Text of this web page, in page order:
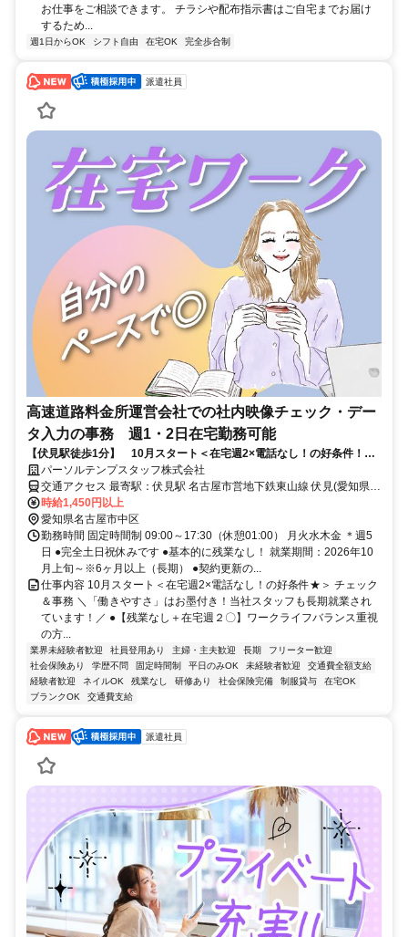
お仕事をご相談できます。 チラシや配布指示書はご自宅までお届け
するため...
週1日からOK シフト自由 在宅OK 完全歩合制
派遣社員
高速道路料金所運営会社での社内映像チェック・デー
タ入力の事務 週1・2日在宅勤務可能
【伏見駅徒歩1分】 10月スタート＜在宅週2×電話なし！の好条件！＞
チェック＆事務
パーソルテンプスタッフ株式会社
交通アクセス 最寄駅：伏見駅 名古屋市営地下鉄東山線 伏見(愛知県)
駅 徒歩1分 名古屋市営地下鉄鶴舞線 丸の内(愛知県)駅 徒歩8分 ●地下
鉄桜通線を利用の方にも便利です
時給1,450円以上
愛知県名古屋市中区
勤務時間 固定時間制 09:00～17:30（休憩01:00） 月火水木金 ＊週5
日 ●完全土日祝休みです ●基本的に残業なし！ 就業期間：2026年10
月上旬～※6ヶ月以上（長期） ●契約更新の...
仕事内容 10月スタート＜在宅週2×電話なし！の好条件★＞ チェック
＆事務 ＼「働きやすさ」はお墨付き！当社スタッフも長期就業され
ています！／ ●【残業なし＋在宅週２〇】ワークライフバランス重視
の方...
業界未経験者歓迎 社員登用あり 主婦・主夫歓迎 長期
フリーター歓迎
社会保険あり
学歴不問 固定時間制 平日のみOK 未経験者歓迎
交通費全額支給
経験者歓迎
ネイルOK 残業なし 研修あり 社会保険完備 制服貸与
在宅OK
ブランクOK
交通費支給
派遣社員